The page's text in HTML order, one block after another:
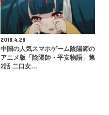
2018.4.28
中国の人気スマホゲーム陰陽師の
アニメ版「陰陽師・平安物語」第
2話 二口女…